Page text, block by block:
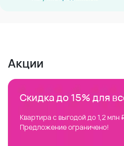
Акции
Скидка до 15% для
Квартира с выгодой до 1,2 млн
Предложение ограничено!